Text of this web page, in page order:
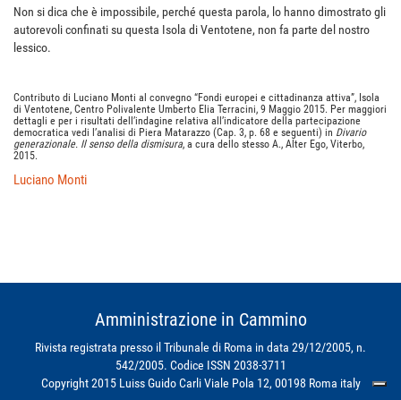
Non si dica che è impossibile, perché questa parola, lo hanno dimostrato gli
autorevoli confinati su questa Isola di Ventotene, non fa parte del nostro
lessico.
Contributo di Luciano Monti al convegno “Fondi europei e cittadinanza attiva”, Isola
di Ventotene, Centro Polivalente Umberto Elia Terracini, 9 Maggio 2015. Per maggiori
dettagli e per i risultati dell’indagine relativa all’indicatore della partecipazione
democratica vedi l’analisi di Piera Matarazzo (Cap. 3, p. 68 e seguenti) in Divario
generazionale. Il senso della dismisura, a cura dello stesso A., Alter Ego, Viterbo,
2015.
Luciano Monti
Amministrazione in Cammino
Rivista registrata presso il Tribunale di Roma in data 29/12/2005, n.
542/2005. Codice ISSN 2038-3711
Copyright 2015 Luiss Guido Carli Viale Pola 12, 00198 Roma italy